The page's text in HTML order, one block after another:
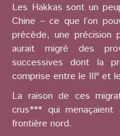
Les Hakkas sont un
Chine – ce que l’on
précède, une précision
aurait migré des
successives dont la
comprise entre le IIIᵉ et
La raison de ces
crus*** qui menaçaient
frontière nord.